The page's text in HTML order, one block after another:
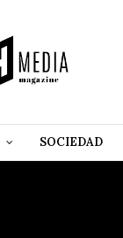
SOCIEDAD